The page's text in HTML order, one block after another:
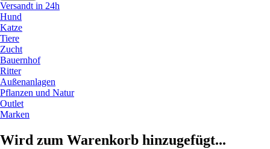
Versandt in 24h
Hund
Katze
Tiere
Zucht
Bauernhof
Ritter
Außenanlagen
Pflanzen und Natur
Outlet
Marken
Wird zum Warenkorb hinzugefügt...